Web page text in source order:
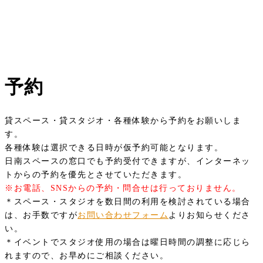
予約
貸スペース・貸スタジオ・各種体験から予約をお願いしま
す。
各種体験は選択できる日時が仮予約可能となります。
日南スペースの窓口でも予約受付できますが、インターネッ
トからの予約を優先とさせていただきます。
※お電話、SNSからの予約・問合せは行っておりません。
＊スペース・スタジオを数日間の利用を検討されている場合
は、お手数ですがお問い合わせフォーム よりお知らせくださ
い。
＊イベントでスタジオ使用の場合は曜日時間の調整に応じら
れますので、お早めにご相談ください。